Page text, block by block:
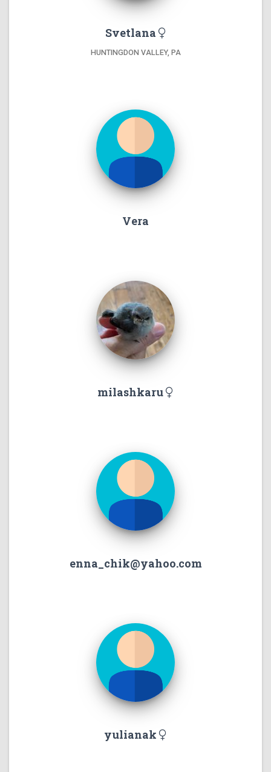
Svetlana
HUNTINGDON VALLEY, PA
Vera
milashkaru
enna_chik@yahoo.com
yulianak